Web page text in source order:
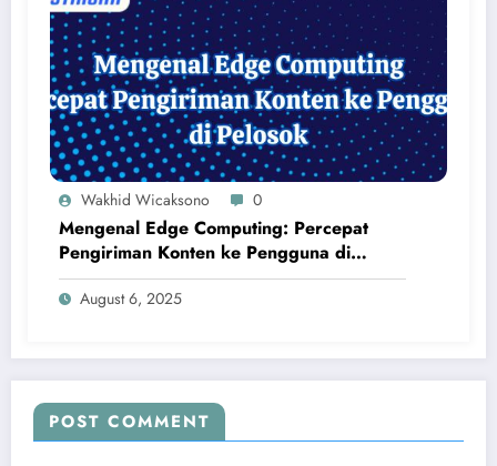
Wakhid Wicaksono 0
Mengenal Edge Computing: Percepat
Pengiriman Konten ke Pengguna di
Pelosok
August 6, 2025
POST COMMENT